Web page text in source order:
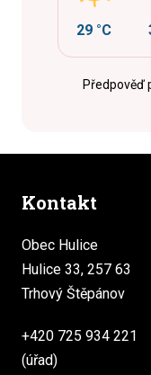
29 °C
Předpověď
Kontakt
Obec Hulice
Hulice 33, 257 63
Trhový Štěpánov
+420 725 934 221
(úřad)